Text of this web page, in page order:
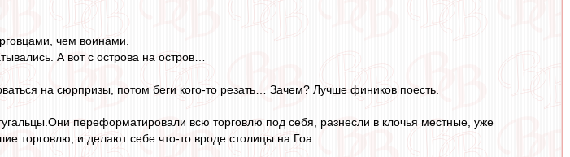
чем воинами.
А вот с острова на остров…
на сюрпризы, потом беги кого-то резать… Зачем? Лучше фиников поесть.
переформатировали всю торговлю под себя, разнесли в клочья местные, уже
торговлю, и делают себе что-то вроде столицы на Гоа.